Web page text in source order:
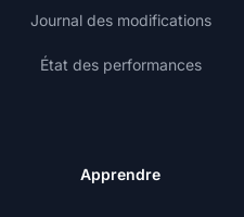
Journal des modifications
État des performances
Apprendre